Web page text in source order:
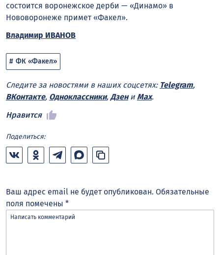
состоится воронежское дерби — «Динамо» в
Нововоронеже примет «Факел».
Владимир ИВАНОВ
ФК «Факел»
Следите за новостями в наших соцсетях: Telegram,
ВКонтакте, Одноклассники, Дзени Max.
Нравится
Поделиться:
Ваш адрес email не будет опубликован. Обязательные
поля помечены *